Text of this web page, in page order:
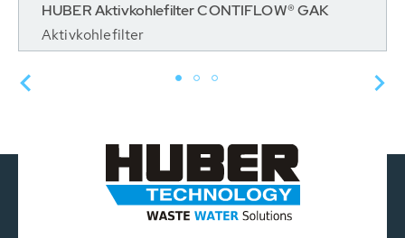
HUBER Aktivkohlefilter CONTIFLOW® GAK
Aktivkohlefilter